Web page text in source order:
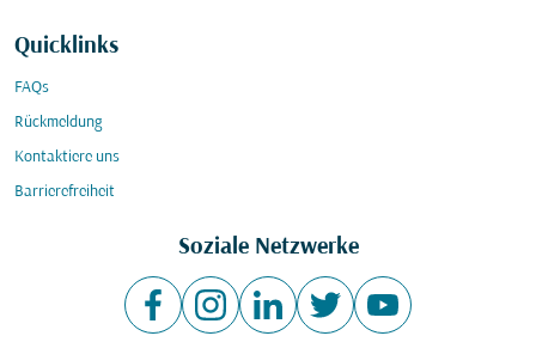
Quicklinks
FAQs
Rückmeldung
Kontaktiere uns
Barrierefreiheit
Soziale Netzwerke